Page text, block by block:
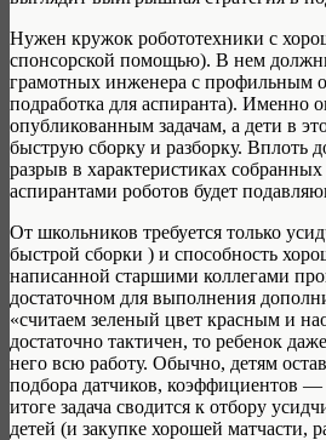
Нужен кружок робототехники с
спонсорской помощью). В нем
грамотных инженера с профильным
подработка для аспиранта). Именно
опубликованным задачам, а дети в
быструю сборку и разборку. Вплоть
разрыв в характеристиках
аспирантами роботов будет
От школьников требуется только
быстрой сборки ) и способность
написанной старшими коллегами
достаточном для выполнения
«считаем зеленый цвет красным и
достаточно тактичен, то ребенок
него всю работу. Обычно, детям
подбора датчиков, коэффициентов
итоге задача сводится к отбору
детей (и закупке хорошей матчасти,